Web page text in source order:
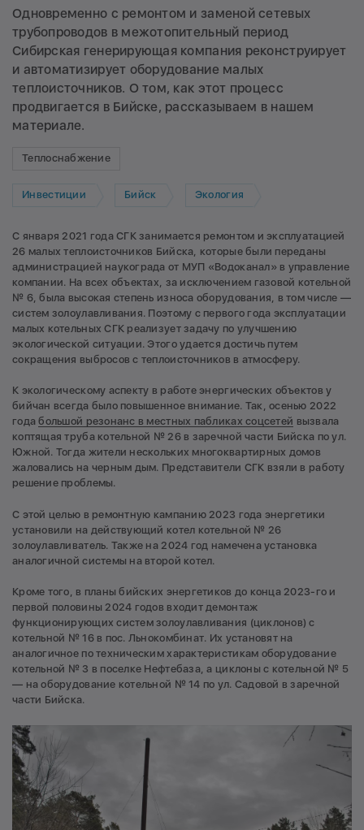
Одновременно с ремонтом и заменой сетевых
трубопроводов в межотопительный период
Сибирская генерирующая компания реконструирует
и автоматизирует оборудование малых
теплоисточников. О том, как этот процесс
продвигается в Бийске, рассказываем в нашем
материале.
Теплоснабжение
Инвестиции Бийск Экология
С января 2021 года СГК занимается ремонтом и эксплуатацией
26 малых теплоисточников Бийска, которые были переданы
администрацией наукограда от МУП «Водоканал» в управление
компании. На всех объектах, за исключением газовой котельной
№ 6, была высокая степень износа оборудования, в том числе —
систем золоулавливания. Поэтому c первого года эксплуатации
малых котельных СГК реализует задачу по улучшению
экологической ситуации. Этого удается достичь путем
сокращения выбросов с теплоисточников в атмосферу.
К экологическому аспекту в работе энергических объектов у
бийчан всегда было повышенное внимание. Так, осенью 2022
годабольшой резонанс в местных пабликах соцсетей вызвала
коптящая труба котельной № 26 в заречной части Бийска по ул.
Южной. Тогда жители нескольких многоквартирных домов
жаловались на черным дым. Представители СГК взяли в работу
решение проблемы.
С этой целью в ремонтную кампанию 2023 года энергетики
установили на действующий котел котельной № 26
золоулавливатель. Также на 2024 год намечена установка
аналогичной системы на второй котел.
Кроме того, в планы бийских энергетиков до конца 2023-го и
первой половины 2024 годов входит демонтаж
функционирующих систем золоулавливания (циклонов) с
котельной № 16 в пос. Льнокомбинат. Их установят на
аналогичное по техническим характеристикам оборудование
котельной № 3 в поселке Нефтебаза, а циклоны с котельной № 5
— на оборудование котельной № 14 по ул. Садовой в заречной
части Бийска.